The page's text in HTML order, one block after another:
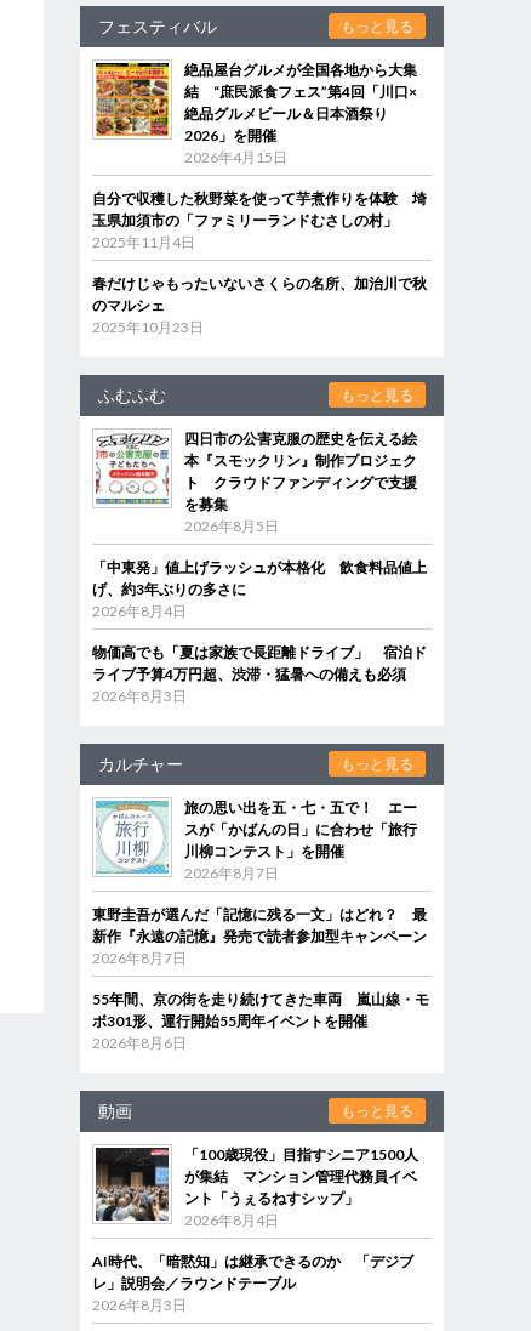
フェスティバル もっと見る
絶品屋台グルメが全国各地から大集
結 “庶民派食フェス”第4回「川口×
絶品グルメビール＆日本酒祭り
2026」を開催
2026年4月15日
自分で収穫した秋野菜を使って芋煮作りを体験 埼
玉県加須市の「ファミリーランドむさしの村」
2025年11月4日
春だけじゃもったいないさくらの名所、加治川で秋
のマルシェ
2025年10月23日
ふむふむ もっと見る
四日市の公害克服の歴史を伝える絵
本『スモックリン』制作プロジェク
ト クラウドファンディングで支援
を募集
2026年8月5日
「中東発」値上げラッシュが本格化 飲食料品値上
げ、約3年ぶりの多さに
2026年8月4日
物価高でも「夏は家族で長距離ドライブ」 宿泊ド
ライブ予算4万円超、渋滞・猛暑への備えも必須
2026年8月3日
カルチャー もっと見る
旅の思い出を五・七・五で！ エー
スが「かばんの日」に合わせ「旅行
川柳コンテスト」を開催
2026年8月7日
東野圭吾が選んだ「記憶に残る一文」はどれ？ 最
新作『永遠の記憶』発売で読者参加型キャンペーン
2026年8月7日
55年間、京の街を走り続けてきた車両 嵐山線・モ
ボ301形、運行開始55周年イベントを開催
2026年8月6日
動画 もっと見る
「100歳現役」目指すシニア1500人
が集結 マンション管理代務員イベ
ント「うぇるねすシップ」
2026年8月4日
AI時代、「暗黙知」は継承できるのか 「デジブ
レ」説明会／ラウンドテーブル
2026年8月3日